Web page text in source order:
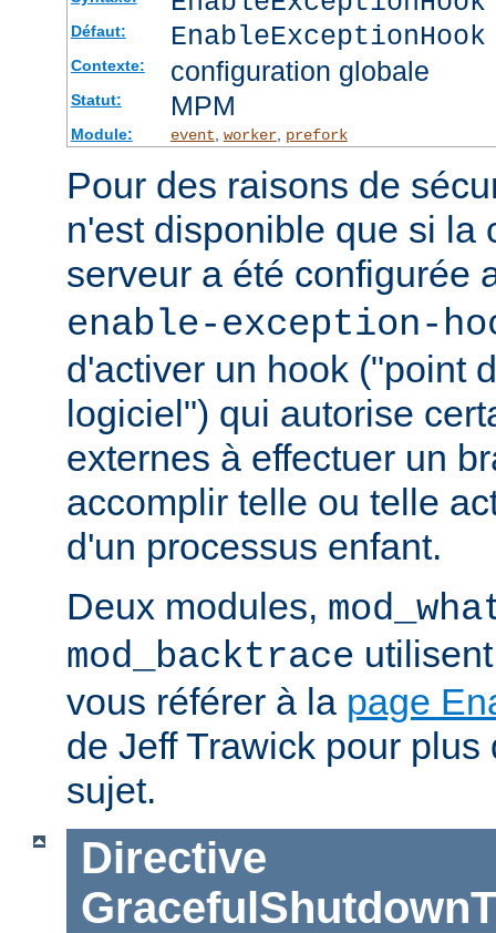
Défaut:
Contexte: configuration globale
Statut: MPM
Module: event worker, prefork
Pour des raisons de
n'est disponible que si la
serveur a été configurée
enable-exception-
d'activer un hook ("point
logiciel") qui autorise
externes à effectuer un
accomplir telle ou telle
d'un processus enfant.
Deux modules,
mod_backtrace
vous référer à la page
de Jeff Trawick pour
sujet.
Directive